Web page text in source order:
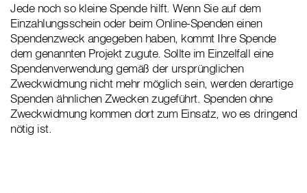
Jede noch so kleine Spende hilft. Wenn Sie auf dem
Einzahlungsschein oder beim Online-Spenden einen
Spendenzweck angegeben haben, kommt Ihre Spende
dem genannten Projekt zugute. Sollte im Einzelfall eine
Spendenverwendung gemäß der ursprünglichen
Zweckwidmung nicht mehr möglich sein, werden derartige
Spenden ähnlichen Zwecken zugeführt. Spenden ohne
Zweckwidmung kommen dort zum Einsatz, wo es dringend
nötig ist.